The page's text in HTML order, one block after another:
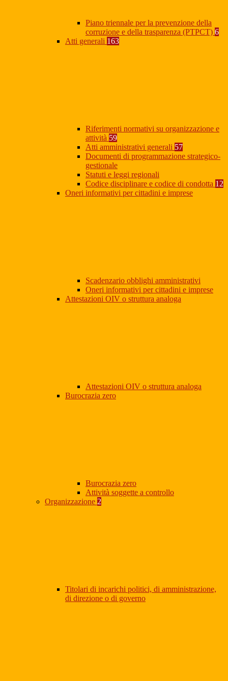
Piano triennale per la prevenzione della
corruzione e della trasparenza (PTPCT) 6
Atti generali 163
Riferimenti normativi su organizzazione e
attività 59
Atti amministrativi generali 57
Documenti di programmazione strategico-
gestionale
Statuti e leggi regionali
Codice disciplinare e codice di condotta 12
Oneri informativi per cittadini e imprese
Scadenzario obblighi amministrativi
Oneri informativi per cittadini e imprese
Attestazioni OIV o struttura analoga
Attestazioni OIV o struttura analoga
Burocrazia zero
Burocrazia zero
Attività soggette a controllo
Organizzazione 2
Titolari di incarichi politici, di amministrazione,
di direzione o di governo